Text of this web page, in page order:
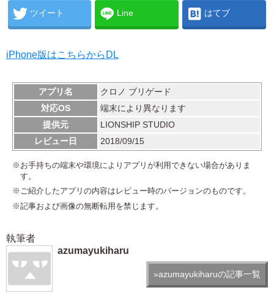
ツイート Line はてブ
iPhone版はこちらからDL
アプリ名
クロノ ブリゲード
対応OS
端末により異なります
提供元
LIONSHIP STUDIO
レビュー日
2018/09/15
※お手持ちの端末や環境によりアプリが利用できない場合がありま
す。
※ご紹介したアプリの内容はレビュー時のバージョンのものです。
※記事および画像の無断転用を禁じます。
執筆者
azumayukiharu
»azumayukiharuの記事一覧